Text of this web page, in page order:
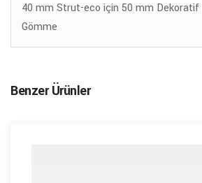
40 mm Strut-eco için 50 mm Dekoratif
Gömme
Benzer Ürünler